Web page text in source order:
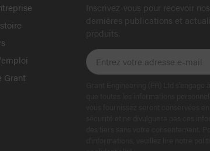
Grant
Inscrivez-vous pour recevoir nos
dernières publications et
produits.